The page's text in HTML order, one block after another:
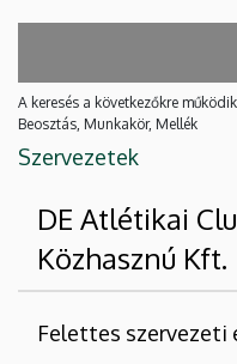
A keresés a következőkre
Beosztás, Munkakör, Mellék
Szervezetek
DE Atlétikai
Közhasznú Kft.
Felettes szervezeti